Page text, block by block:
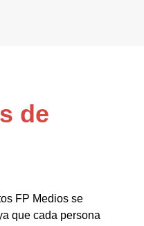
de
FP Medios se
que cada persona